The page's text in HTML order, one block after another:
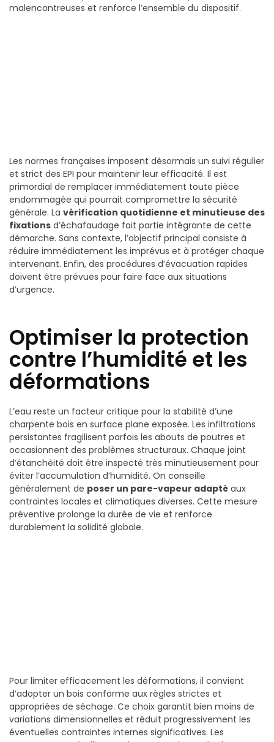
malencontreuses et renforce l’ensemble du dispositif.
Les normes françaises imposent désormais un suivi régulier
et strict des EPI pour maintenir leur efficacité. Il est
primordial de remplacer immédiatement toute pièce
endommagée qui pourrait compromettre la sécurité
générale. La vérification quotidienne et minutieuse des
fixations d’échafaudage fait partie intégrante de cette
démarche. Sans contexte, l’objectif principal consiste à
réduire immédiatement les imprévus et à protéger chaque
intervenant. Enfin, des procédures d’évacuation rapides
doivent être prévues pour faire face aux situations
d’urgence.
Optimiser la protection
contre l’humidité et les
déformations
L’eau reste un facteur critique pour la stabilité d’une
charpente bois en surface plane exposée. Les infiltrations
persistantes fragilisent parfois les abouts de poutres et
occasionnent des problèmes structuraux. Chaque joint
d’étanchéité doit être inspecté très minutieusement pour
éviter l’accumulation d’humidité. On conseille
généralement de poser un pare-vapeur adapté aux
contraintes locales et climatiques diverses. Cette mesure
préventive prolonge la durée de vie et renforce
durablement la solidité globale.
Pour limiter efficacement les déformations, il convient
d’adopter un bois conforme aux règles strictes et
appropriées de séchage. Ce choix garantit bien moins de
variations dimensionnelles et réduit progressivement les
éventuelles contraintes internes significatives. Les